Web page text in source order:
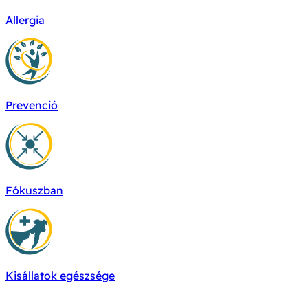
Allergia
Prevenció
Fókuszban
Kisállatok egészsége